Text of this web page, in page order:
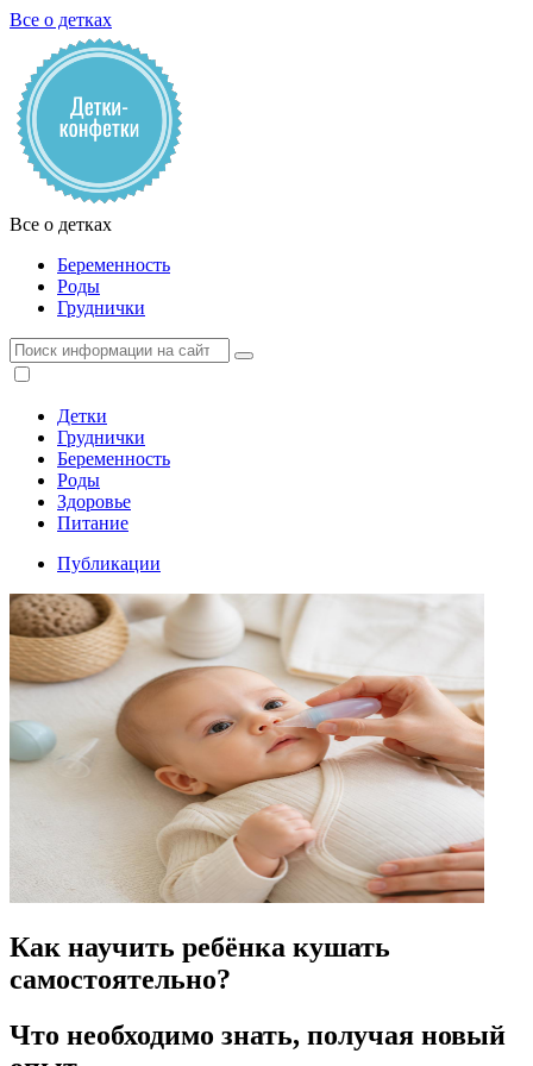
Все о детках
Все о детках
Беременность
Роды
Груднички
Детки
Груднички
Беременность
Роды
Здоровье
Питание
Публикации
Как научить ребёнка кушать
самостоятельно?
Что необходимо знать, получая новый